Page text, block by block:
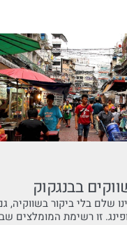
בבנגקוק
שלם בלי ביקור
זו רשימת המומלצים